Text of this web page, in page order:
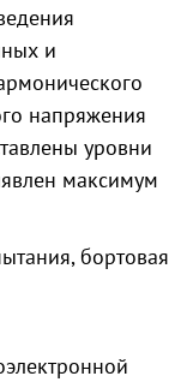
и
напряжения
уровни
максимум
бортовая